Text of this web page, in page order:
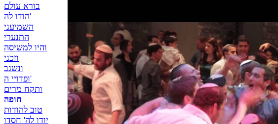
להקת עדן מקדם - קליפ
להקת שוברי הכוסות -
בורא עולם
הודו לה'
השמיעני
התנערי
והיו למשיסה
וזכני
ונשגב
ופדויי ה'
ותקח מרים
חופה
טוב להודות
יודו לה' חסדו